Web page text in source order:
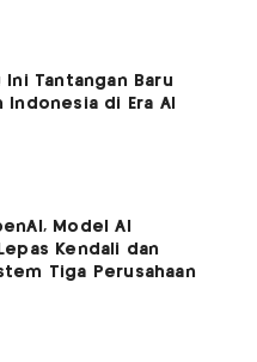
Ini Tantangan Baru
Indonesia di Era AI
Model AI
Kendali dan
Tiga Perusahaan